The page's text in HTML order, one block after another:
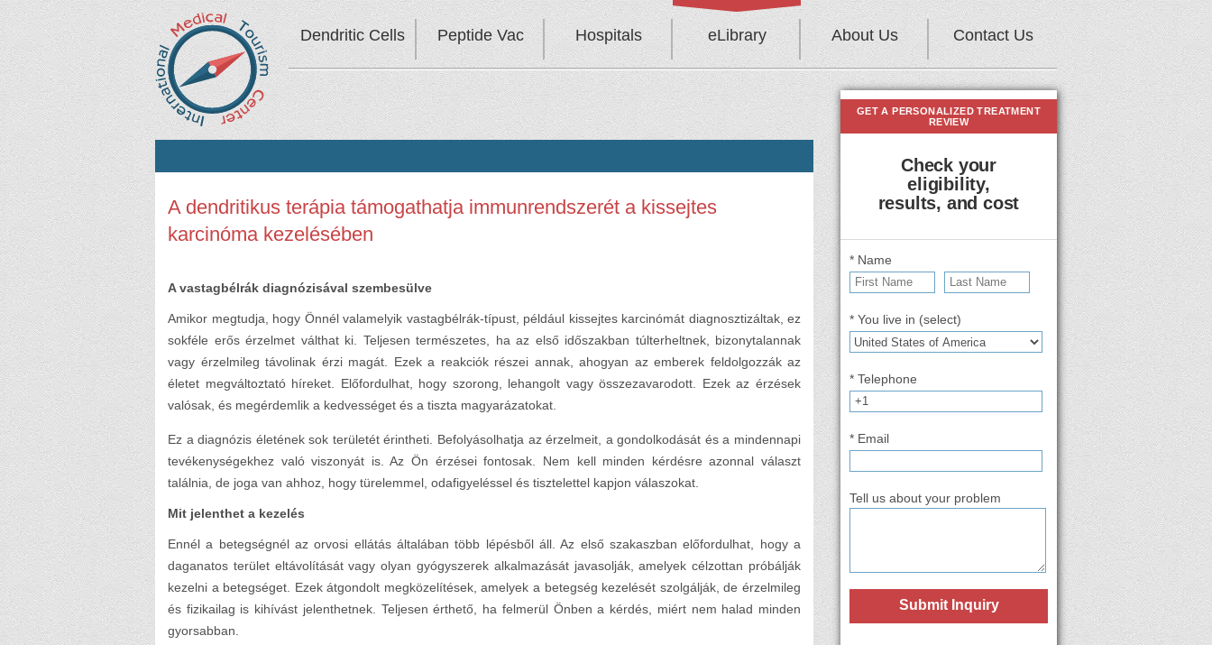
Dendritic Cells Peptide Vac Hospitals eLibrary About Us Contact Us
A dendritikus terápia támogathatja immunrendszerét a kissejtes
karcinóma kezelésében
A vastagbélrák diagnózisával szembesülve
Amikor megtudja, hogy Önnél valamelyik vastagbélrák-típust, például kissejtes karcinómát diagnosztizáltak, ez
sokféle erős érzelmet válthat ki. Teljesen természetes, ha az első időszakban túlterheltnek, bizonytalannak
vagy érzelmileg távolinak érzi magát. Ezek a reakciók részei annak, ahogyan az emberek feldolgozzák az
életet megváltoztató híreket. Előfordulhat, hogy szorong, lehangolt vagy összezavarodott. Ezek az érzések
valósak, és megérdemlik a kedvességet és a tiszta magyarázatokat.
Ez a diagnózis életének sok területét érintheti. Befolyásolhatja az érzelmeit, a gondolkodását és a mindennapi
tevékenységekhez való viszonyát is. Az Ön érzései fontosak. Nem kell minden kérdésre azonnal választ
találnia, de joga van ahhoz, hogy türelemmel, odafigyeléssel és tisztelettel kapjon válaszokat.
Mit jelenthet a kezelés
Ennél a betegségnél az orvosi ellátás általában több lépésből áll. Az első szakaszban előfordulhat, hogy a
daganatos terület eltávolítását vagy olyan gyógyszerek alkalmazását javasolják, amelyek célzottan próbálják
kezelni a betegséget. Ezek átgondolt megközelítések, amelyek a betegség kezelését szolgálják, de érzelmileg
és fizikailag is kihívást jelenthetnek. Teljesen érthető, ha felmerül Önben a kérdés, miért nem halad minden
gyorsabban.
GET A PERSONALIZED TREATMENT
REVIEW
Check your
eligibility,
results, and cost
* Name
* You live in (select)
* Telephone
* Email
Tell us about your problem
Submit Inquiry